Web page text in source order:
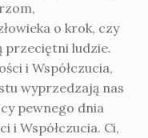
o krok, czy
przeciętni ludzie.
i Współczucia,
wyprzedzają nas
pewnego dnia
i Współczucia. Ci,